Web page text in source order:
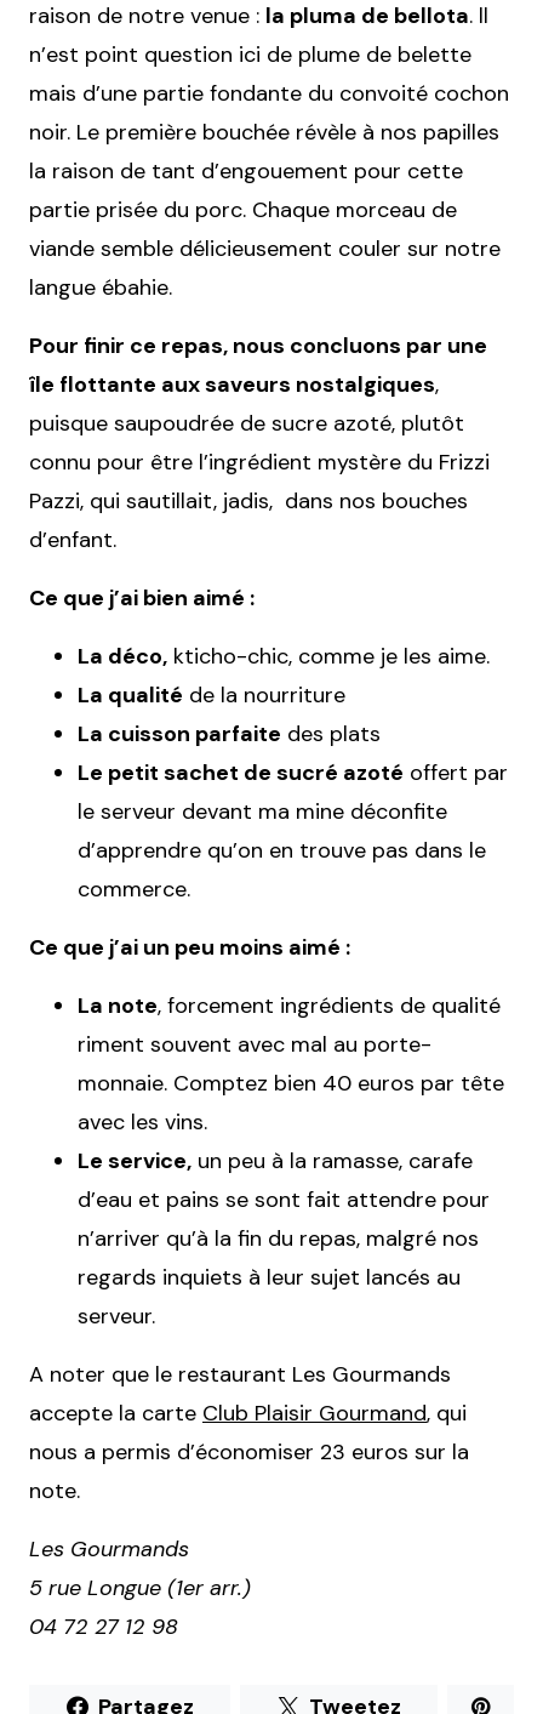
raison de notre venue : la pluma de bellota. ll
n’est point question ici de plume de belette
mais d’une partie fondante du convoité cochon
noir. Le première bouchée révèle à nos papilles
la raison de tant d’engouement pour cette
partie prisée du porc. Chaque morceau de
viande semble délicieusement couler sur notre
langue ébahie.
Pour finir ce repas, nous concluons par une
île flottante aux saveurs nostalgiques,
puisque saupoudrée de sucre azoté, plutôt
connu pour être l’ingrédient mystère du Frizzi
Pazzi, qui sautillait, jadis, dans nos bouches
d’enfant.
Ce que j’ai bien aimé :
La déco, kticho-chic, comme je les aime.
La qualité de la nourriture
La cuisson parfaite des plats
Le petit sachet de sucré azoté offert par
le serveur devant ma mine déconfite
d’apprendre qu’on en trouve pas dans le
commerce.
Ce que j’ai un peu moins aimé :
La note, forcement ingrédients de qualité
riment souvent avec mal au porte-
monnaie. Comptez bien 40 euros par tête
avec les vins.
Le service, un peu à la ramasse, carafe
d’eau et pains se sont fait attendre pour
n’arriver qu’à la fin du repas, malgré nos
regards inquiets à leur sujet lancés au
serveur.
A noter que le restaurant Les Gourmands
accepte la carte Club Plaisir Gourmand, qui
nous a permis d’économiser 23 euros sur la
note.
Les Gourmands
5 rue Longue (1er arr.)
04 72 27 12 98
Partagez Tweetez